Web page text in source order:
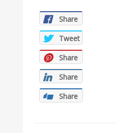
Share
Tweet
Share
Share
Share